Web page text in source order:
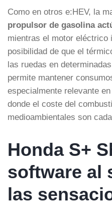
Como en otros e:HEV, la
propulsor de gasolina
mientras el motor eléctrico
posibilidad de que el
las ruedas en
permite mantener
especialmente relevante
donde el coste del
medioambientales son
Honda S+
software al
las